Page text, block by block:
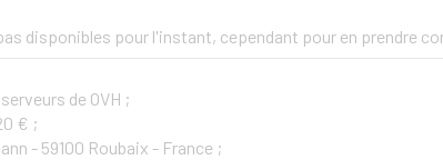
disponibles pour l'instant, cependant pour en prendre
de OVH ;
€ ;
- 59100 Roubaix - France ;